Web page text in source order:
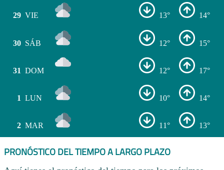
29 VIE 13° 14°
30 SÁB 12° 15°
31 DOM 12° 17°
1 LUN 10° 14°
2 MAR 11° 13°
PRONÓSTICO DEL TIEMPO A LARGO PLAZO